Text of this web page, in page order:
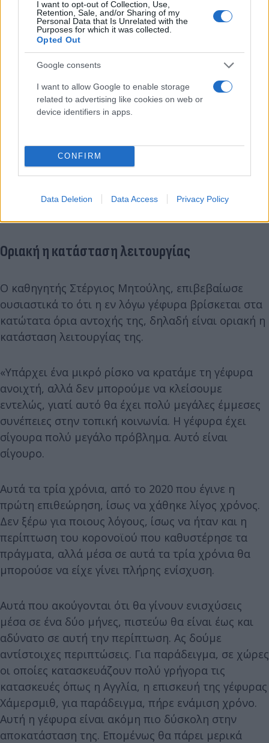
I want to opt-out of Collection, Use,
Retention, Sale, and/or Sharing of my
Personal Data that Is Unrelated with the
Purposes for which it was collected.
Opted Out
Google consents
I want to allow Google to enable storage
related to advertising like cookies on web or
device identifiers in apps.
CONFIRM
Data Deletion Data Access Privacy Policy
Οριακή η κατάσταση λειτουργίας
Ο καθηγητής Στέργιος Μητούλης, επιβεβαίωσε
ουσιαστικά το ότι η εν λόγω γέφυρα βρίσκεται στα
κατώτατα όρια αντοχής της, δηλαδή είναι οριακή η
κατάσταση λειτουργίας της.
«Υπάρχει ένα μικρό ρίσκο να κρατάμε τη γέφυρα
ανοιχτή, αλλά δεν μπορούμε να κλείσουμε
εντελώς, γιατί αυτό θα έχει πολύ μεγάλες έμμεσες
συνέπειες στην τοπική κοινωνία. Η γέφυρα έχει
σίγουρα πολύ μεγάλο πρόβλημα. Αυτό είναι
σίγουρο.
Αυτά τα τρία χρόνια, από το 2020 που έγινε η
πρώτη επιθεώρηση, ίσως να χάθηκε λίγος χρόνος.
Δεν ξέρω για ποιους λόγους, ίσως να ήταν και η
περίπτωση του κορονοϊού που καθυστέρησε τα
πράγματα, αλλά μέσα σε αυτά τα τρία χρόνια θα
μπορούσε να είχε γίνει πλήρης ενίσχυση.
Αυτά που ακούγονται ότι θα γίνουν ενισχύσεις
μέσα σε ένα δύο μήνες, πιστεύω θα είναι έως και
αδύνατο σε αυτή την περίπτωση. Ας δούμε
αντίστοιχες περιπτώσεις. Για παράδειγμα, σε χώρες
οι οποίες κατασκευάζουν πολύ γρήγορα τις
κατασκευές όπως η Αγγλία, η επισκευή της γέφυρας
Χάμερσμιθ, για παράδειγμα, πήρε ενάμιση χρόνο.
Αυτή η γέφυρα είναι ακόμη πιο δύσκολη στην
αποκατάσταση της. Επομένως θα πάρει μερικά